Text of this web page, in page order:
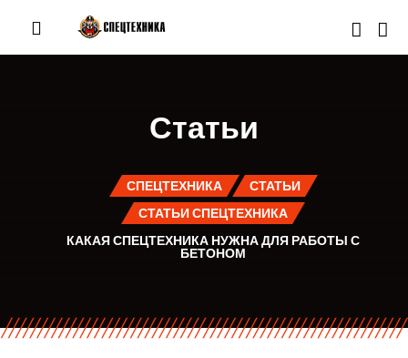
Статьи
СПЕЦТЕХНИКА
СТАТЬИ
СТАТЬИ СПЕЦТЕХНИКА
КАКАЯ СПЕЦТЕХНИКА НУЖНА ДЛЯ РАБОТЫ С
БЕТОНОМ